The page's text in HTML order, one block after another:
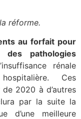
réforme.
au forfait pour
pathologies
rénale
Ces
2020 à d’autres
par la suite la
d’une meilleure